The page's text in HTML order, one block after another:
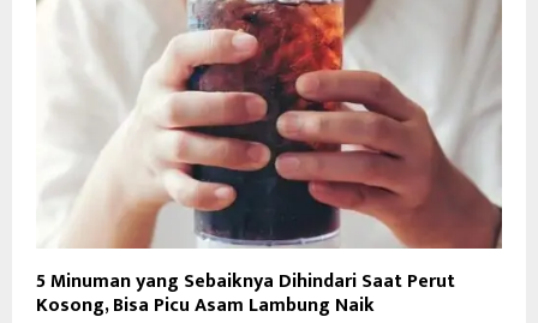
5 Minuman yang Sebaiknya Dihindari Saat Perut
Kosong, Bisa Picu Asam Lambung Naik